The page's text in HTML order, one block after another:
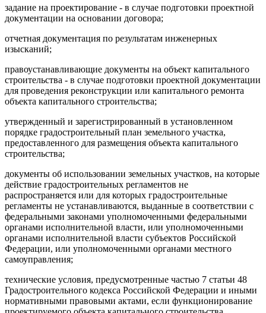
задание на проектирование - в случае подготовки проектной
документации на основании договора;
отчетная документация по результатам инженерных
изысканий;
правоустанавливающие документы на объект капитального
строительства - в случае подготовки проектной документации
для проведения реконструкции или капитального ремонта
объекта капитального строительства;
утвержденный и зарегистрированный в установленном
порядке градостроительный план земельного участка,
предоставленного для размещения объекта капитального
строительства;
документы об использовании земельных участков, на которые
действие градостроительных регламентов не
распространяется или для которых градостроительные
регламенты не устанавливаются, выданные в соответствии с
федеральными законами уполномоченными федеральными
органами исполнительной власти, или уполномоченными
органами исполнительной власти субъектов Российской
Федерации, или уполномоченными органами местного
самоуправления;
технические условия, предусмотренные частью 7 статьи 48
Градостроительного кодекса Российской Федерации и иными
нормативными правовыми актами, если функционирование